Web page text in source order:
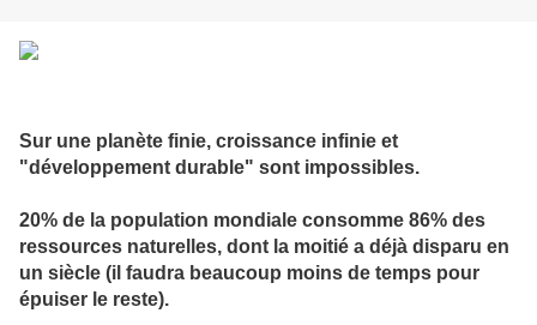
Sur une planète finie, croissance infinie et
"développement durable" sont impossibles.
20% de la population mondiale consomme 86% des
ressources naturelles, dont la moitié a déjà disparu en
un siècle (il faudra beaucoup moins de temps pour
épuiser le reste).